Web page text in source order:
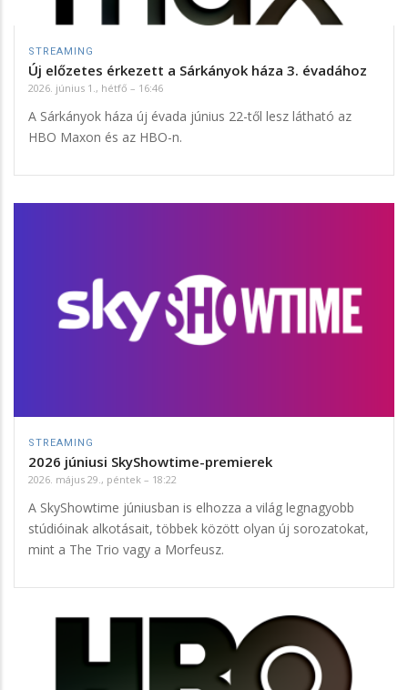
STREAMING
Új előzetes érkezett a Sárkányok háza 3. évadához
2026. június 1., hétfő – 16:46
A Sárkányok háza új évada június 22-től lesz látható az
HBO Maxon és az HBO-n.
STREAMING
2026 júniusi SkyShowtime-premierek
2026. május 29., péntek – 18:22
A SkyShowtime júniusban is elhozza a világ legnagyobb
stúdióinak alkotásait, többek között olyan új sorozatokat,
mint a The Trio vagy a Morfeusz.